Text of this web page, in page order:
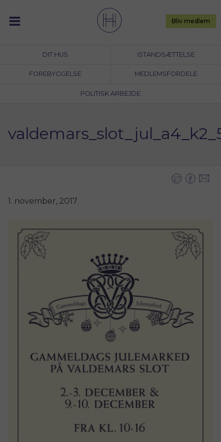
content
DIT HUS ISTANDSÆTTELSE
FOREBYGGELSE MEDLEMSFORDELE
POLITISK ARBEJDE
Bliv medlem
1. november, 2017